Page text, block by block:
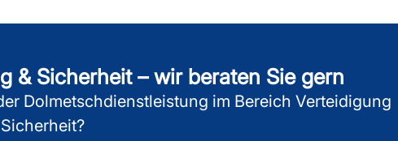
& Sicherheit – wir beraten Sie gern
Dolmetschdienstleistung im Bereich Verteidigung